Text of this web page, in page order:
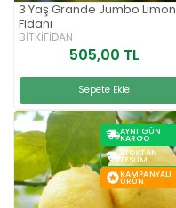
3 Yaş Grande Jumbo Limon
Fidanı
BİTKİFİDAN
505,00 TL
Sepete Ekle
AYNI GÜN
KARGO
STOKTAN
TESLIM
KAMPANYALI
ÜRÜN